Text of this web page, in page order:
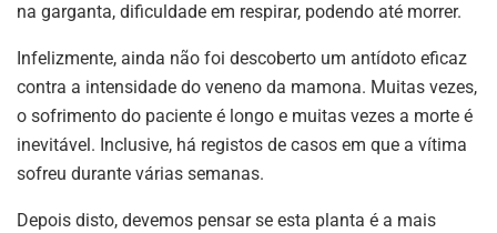
na garganta, dificuldade em respirar, podendo até morrer.
Infelizmente, ainda não foi descoberto um antídoto eficaz
contra a intensidade do veneno da mamona. Muitas vezes,
o sofrimento do paciente é longo e muitas vezes a morte é
inevitável. Inclusive, há registos de casos em que a vítima
sofreu durante várias semanas.
Depois disto, devemos pensar se esta planta é a mais